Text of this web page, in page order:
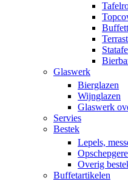
Glaswerk
Bierglazen
Wijnglazen
Glaswerk
Servies
Bestek
Lepels,
Overig
Buffetartikelen